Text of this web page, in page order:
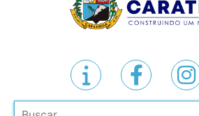
Pesquisar